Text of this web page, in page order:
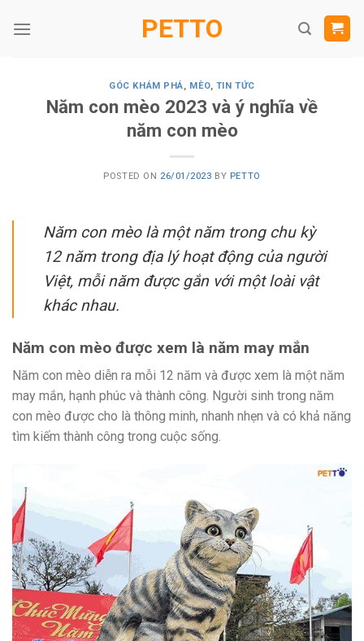
PETTO
GÓC KHÁM PHÁ, MÈO, TIN TỨC
Năm con mèo 2023 và ý nghĩa về
năm con mèo
POSTED ON 26/01/2023 BY PETTO
Năm con mèo là một năm trong chu kỳ
12 năm trong địa lý hoạt động của người
Việt, mỗi năm được gắn với một loài vật
khác nhau.
Năm con mèo được xem là năm may mắn
Năm con mèo diễn ra mỗi 12 năm và được xem là một năm
may mắn, hạnh phúc và thành công. Người sinh trong năm
con mèo được cho là thông minh, nhanh nhẹn và có khả năng
tìm kiếm thành công trong cuộc sống.